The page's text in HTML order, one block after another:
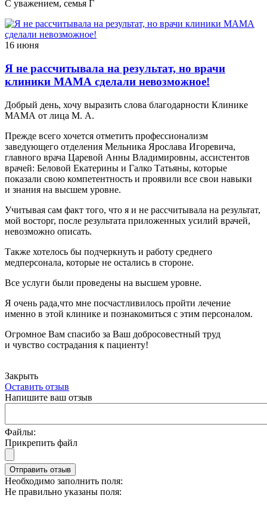
С уважением, семья Г
16 июня
Я не рассчитывала на результат, но врачи
клиники МАМА сделали невозможное!
Добрый день, хочу выразить слова благодарности Клинике
МАМА от лица М. А.
Прежде всего хочется отметить профессионализм
заведующего отделения Мельника Ярослава Игоревича,
главного врача Царевой Анны Владимировны, ассистентов
врачей: Беловой Екатерины и Галко Татьяны, которые
показали свою компетентность и проявили все свои навыки
и знания на высшем уровне.
Учитывая сам факт того, что я и не рассчитывала на результат,
мой восторг, после результата приложенных усилий врачей,
невозможно описать.
Также хотелось бы подчеркнуть и работу среднего
медперсонала, которые не остались в стороне.
Все услуги были проведены на высшем уровне.
Я очень рада,что мне посчастливилось пройти лечение
именно в этой клинике и познакомиться с этим персоналом.
Огромное Вам спасибо за Ваш добросовестный труд
и чувство сострадания к пациенту!
Закрыть
Оставить отзыв
Напишите ваш отзыв
Файлы:
Прикрепить файл
Отправить отзыв
Необходимо заполнить поля:
Не правильно указаны поля: